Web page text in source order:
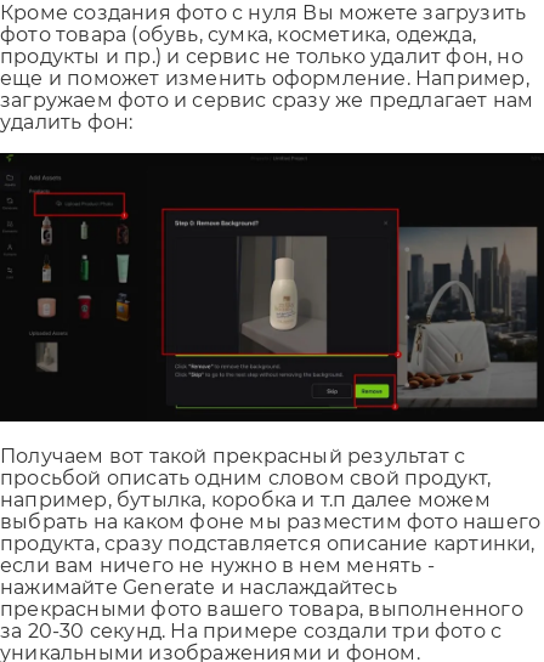
Кроме создания фото с нуля Вы можете загрузить
фото товара (обувь, сумка, косметика, одежда,
продукты и пр.) и сервис не только удалит фон, но
еще и поможет изменить оформление. Например,
загружаем фото и сервис сразу же предлагает нам
удалить фон:
Получаем вот такой прекрасный результат с
просьбой описать одним словом свой продукт,
например, бутылка, коробка и т.п далее можем
выбрать на каком фоне мы разместим фото нашего
продукта, сразу подставляется описание картинки,
если вам ничего не нужно в нем менять -
нажимайте Generate и наслаждайтесь
прекрасными фото вашего товара, выполненного
за 20-30 секунд. На примере создали три фото с
уникальными изображениями и фоном.